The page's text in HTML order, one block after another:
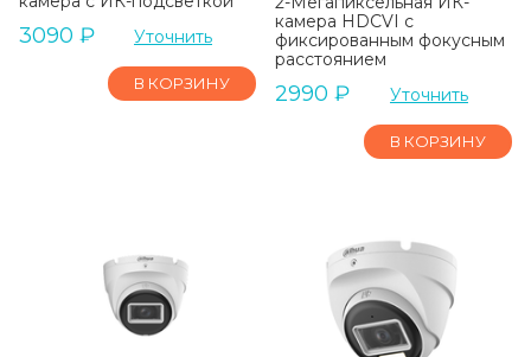
3090 ₽ Уточнить
В КОРЗИНУ
камера HDCVI с
фиксированным фокусным
расстоянием
2990 ₽ Уточнить
В КОРЗИНУ